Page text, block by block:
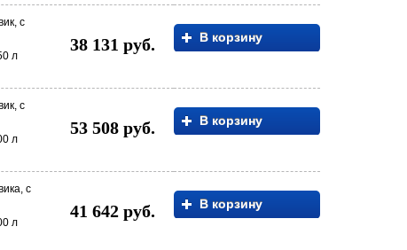
с
л
38 131 руб. В корзину
с
л
53 508 руб. В корзину
с
л
41 642 руб. В корзину